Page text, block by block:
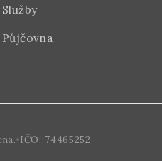
Služby
Půjčovna
•IČO: 74465252